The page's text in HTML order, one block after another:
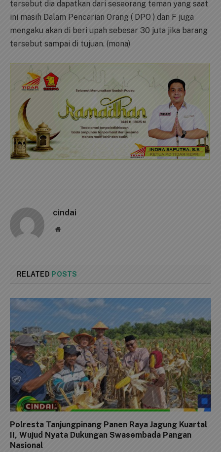
tersebut dia dapatkan dari seseorang teman yang saat
ini masih Dalam Pencarian Orang ( DPO ) dan F juga
mengaku akan di beri upah sebesar 30 juta jika barang
tersebut sampai di tujuan. (mona)
cindai
Website
RELATED POSTS
Polresta Tanjungpinang Panen Raya Jagung Kuartal
II, Wujud Nyata Dukungan Swasembada Pangan
Nasional